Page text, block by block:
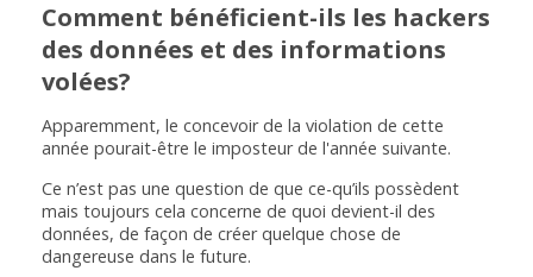
Comment bénéficient-ils les hackers
des données et des informations
volées?
Apparemment, le concevoir de la violation de cette
année pourait-être le imposteur de l'année suivante.
Ce n’est pas une question de que ce-qu’ils possèdent
mais toujours cela concerne de quoi devient-il des
données, de façon de créer quelque chose de
dangereuse dans le future.